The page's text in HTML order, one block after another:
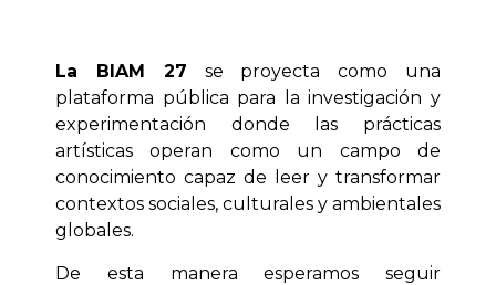
La BIAM 27 se proyecta como una
plataforma pública para la investigación y
experimentación donde las prácticas
artísticas operan como un campo de
conocimiento capaz de leer y transformar
contextos sociales, culturales y ambientales
globales.
De esta manera esperamos seguir